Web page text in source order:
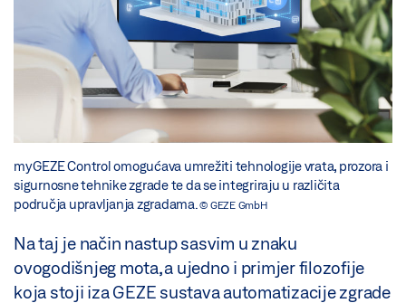
myGEZE Control omogućava umrežiti tehnologije vrata, prozora i
sigurnosne tehnike zgrade te da se integriraju u različita
područja upravljanja zgradama.© GEZE GmbH
Na taj je način nastup sasvim u znaku
ovogodišnjeg mota, a ujedno i primjer filozofije
koja stoji iza GEZE sustava automatizacije zgrade